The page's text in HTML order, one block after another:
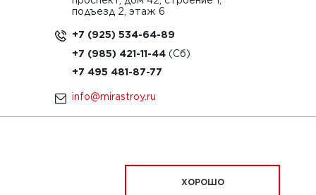
подъезд 2, этаж 6
+7 (925) 534-64-89
+7 (985) 421-11-44
+7 495 481-87-77
info@mirastroy.ru
ХОРОШО